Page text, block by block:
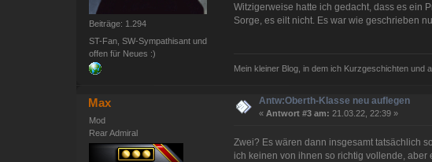
Beiträge: 1.294
ST-Fan, SW-Sympathisant und
offen für Neues :)
Witzigerweise hatte ich gedacht, dass es ein
Sorge, es eilt nicht. Es war wie geschrieben
Mein kleiner Blog, in dem ich Kurzgeschichten und
Max
Mod
Rear Admiral
Antw:Oberth-Klasse neu auflegen
« Antwort #3 am: 21.03.22, 22:39 »
Zwei? Es wären dann insgesamt tatsächlich
ich keinen von ihnen so richtig vollende,